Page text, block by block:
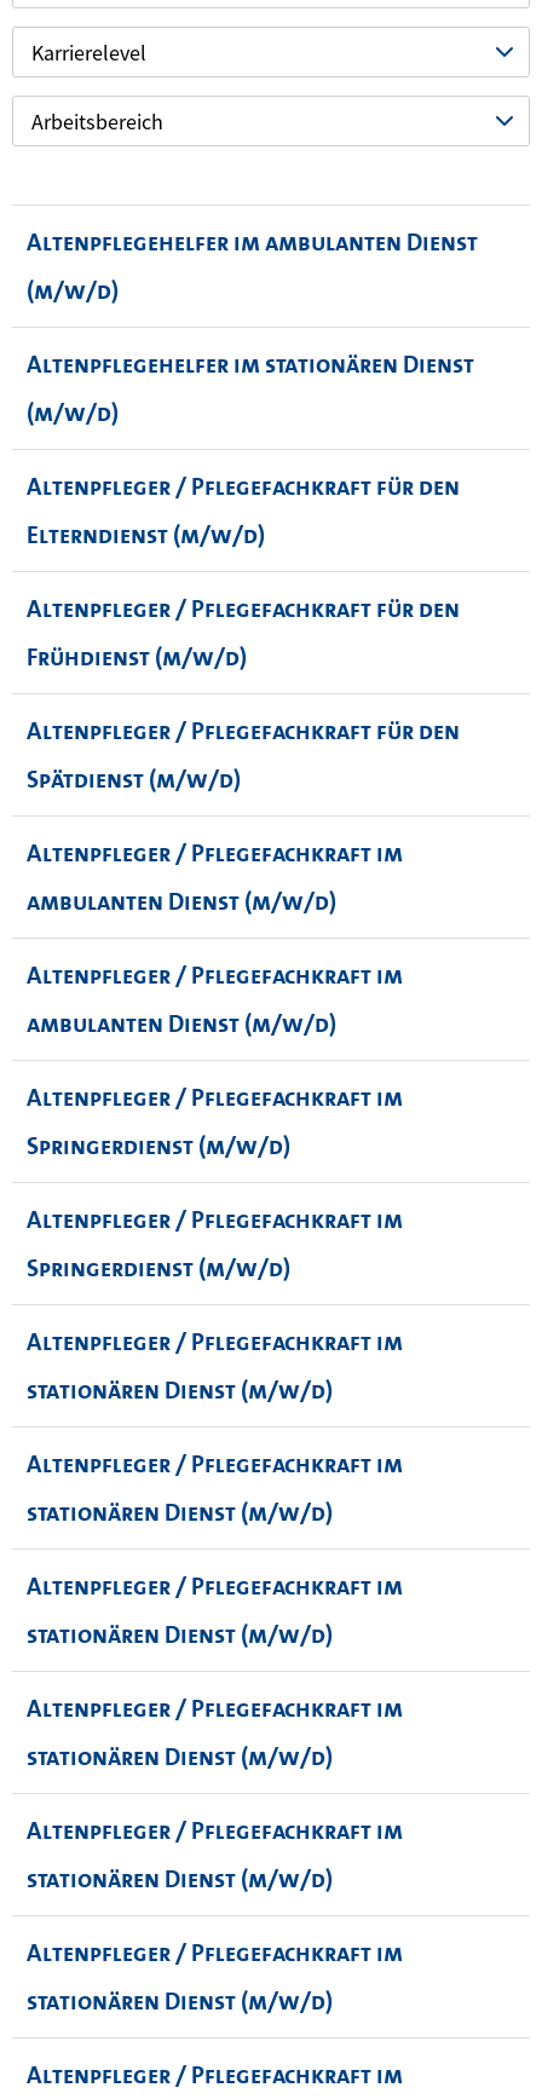
Karrierelevel
Arbeitsbereich
Altenpflegehelfer im ambulanten Dienst
(m/w/d)
Altenpflegehelfer im stationären Dienst
(m/w/d)
Altenpfleger / Pflegefachkraft für den
Elterndienst (m/w/d)
Altenpfleger / Pflegefachkraft für den
Frühdienst (m/w/d)
Altenpfleger / Pflegefachkraft für den
Spätdienst (m/w/d)
Altenpfleger / Pflegefachkraft im
ambulanten Dienst (m/w/d)
Altenpfleger / Pflegefachkraft im
ambulanten Dienst (m/w/d)
Altenpfleger / Pflegefachkraft im
Springerdienst (m/w/d)
Altenpfleger / Pflegefachkraft im
Springerdienst (m/w/d)
Altenpfleger / Pflegefachkraft im
stationären Dienst (m/w/d)
Altenpfleger / Pflegefachkraft im
stationären Dienst (m/w/d)
Altenpfleger / Pflegefachkraft im
stationären Dienst (m/w/d)
Altenpfleger / Pflegefachkraft im
stationären Dienst (m/w/d)
Altenpfleger / Pflegefachkraft im
stationären Dienst (m/w/d)
Altenpfleger / Pflegefachkraft im
stationären Dienst (m/w/d)
Altenpfleger / Pflegefachkraft im